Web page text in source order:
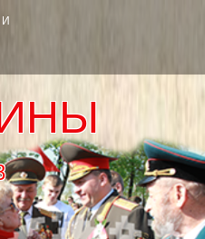
2018